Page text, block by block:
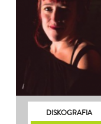
DISKOGRAFIA